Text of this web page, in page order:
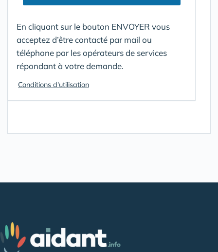
En cliquant sur le bouton ENVOYER vous
acceptez d’être contacté par mail ou
téléphone par les opérateurs de services
répondant à votre demande.
Conditions d'utilisation